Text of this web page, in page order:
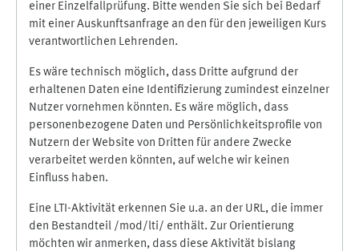
einer Einzelfallprüfung. Bitte wenden Sie sich bei Bedarf
mit einer Auskunftsanfrage an den für den jeweiligen Kurs
verantwortlichen Lehrenden.
Es wäre technisch möglich, dass Dritte aufgrund der
erhaltenen Daten eine Identifizierung zumindest einzelner
Nutzer vornehmen könnten. Es wäre möglich, dass
personenbezogene Daten und Persönlichkeitsprofile von
Nutzern der Website von Dritten für andere Zwecke
verarbeitet werden könnten, auf welche wir keinen
Einfluss haben.
Eine LTI-Aktivität erkennen Sie u.a. an der URL, die immer
den Bestandteil /mod/lti/ enthält. Zur Orientierung
möchten wir anmerken, dass diese Aktivität bislang